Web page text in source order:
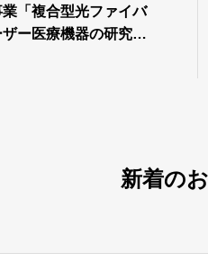
「複合型光ファイバ
ー医療機器の研究開
新着の